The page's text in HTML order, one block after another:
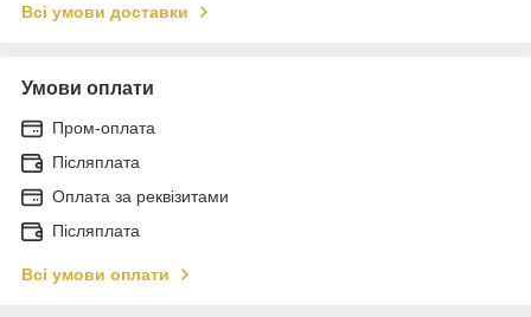
Всі умови доставки
Умови оплати
Пром-оплата
Післяплата
Оплата за реквізитами
Післяплата
Всі умови оплати